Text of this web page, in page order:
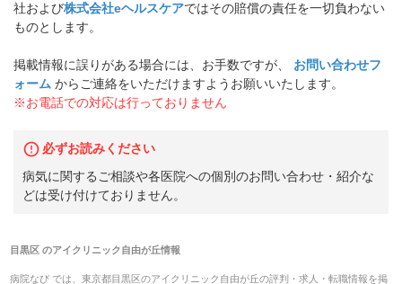
社および株式会社eヘルスケアではその賠償の責任を一切負わない
ものとします。
掲載情報に誤りがある場合には、お手数ですが、
お問い合わせフ
ォーム からご連絡をいただけますようお願いいたします。
※お電話での対応は行っておりません
必ずお読みください
病気に関するご相談や各医院への個別のお問い合わせ・紹介な
どは受け付けておりません。
目黒区 のアイクリニック自由が丘情報
病院なび では、 東京都目黒区のアイクリニック自由が丘の評判・求人・転職情報を掲